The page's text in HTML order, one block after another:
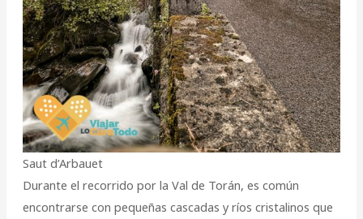
Saut d’Arbauet
Durante el recorrido por la Val de Torán, es común
encontrarse con pequeñas cascadas y ríos cristalinos que